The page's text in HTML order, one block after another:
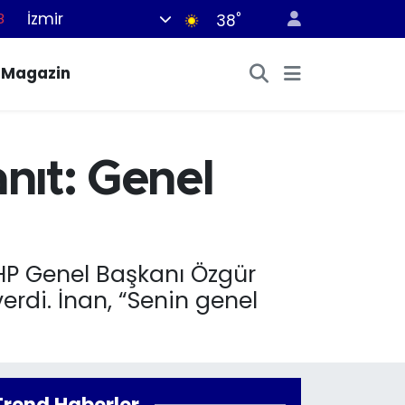
İzmir 38°
Magazin
Genel
Genel Başkanı Özgür
İnan, “Senin genel